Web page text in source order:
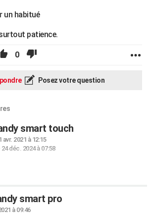
un habitué
patience.
0
Posez votre question
smart touch
avr. 2021 à 12:15
24 déc. 2024 à 07:58
smart pro
à 09:46